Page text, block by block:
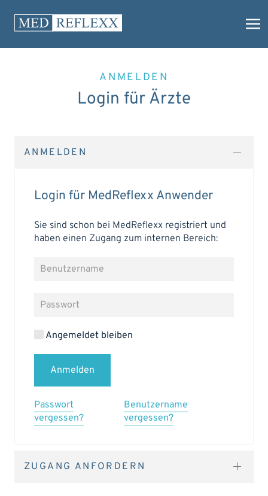
ANMELDEN
Login für Ärzte
ANMELDEN
Login für MedReflexx Anwender
Sie sind schon bei MedReflexx registriert und
haben einen Zugang zum internen Bereich:
Angemeldet bleiben
Anmelden
Passwort
vergessen?
Benutzername
vergessen?
ZUGANG ANFORDERN